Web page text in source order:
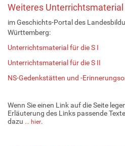
Weiteres Unterrichtsmaterial
im Geschichts-Portal des
Württemberg:
Unterrichtsmaterial für die S I
Unterrichtsmaterial für die S II
NS-Gedenkstätten und -
Wenn Sie einen Link auf die Seite
Erläuterung des Links passende
dazu ... hier.